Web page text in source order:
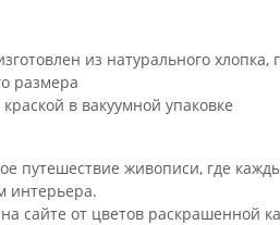
из натурального хлопка,
размера
в вакуумной упаковке
путешествие живописи, где
интерьера.
сайте от цветов раскрашенной